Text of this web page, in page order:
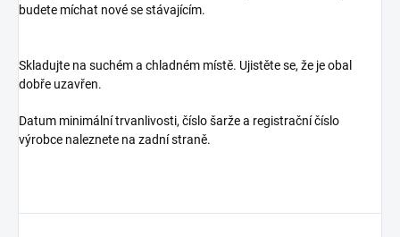
budete míchat nové se stávajícím.
Skladujte na suchém a chladném místě. Ujistěte se, že je obal
dobře uzavřen.
Datum minimální trvanlivosti, číslo šarže a registrační číslo
výrobce naleznete na zadní straně.